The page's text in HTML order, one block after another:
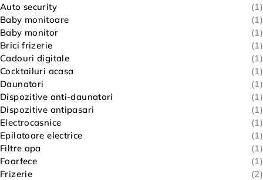
Auto security
(1)
Baby monitoare
(1)
Baby monitor
(1)
Brici frizerie
(1)
Cadouri digitale
(1)
Cocktailuri acasa
(1)
Daunatori
(1)
Dispozitive anti-daunatori
(1)
Dispozitive antipasari
(1)
Electrocasnice
(1)
Epilatoare electrice
(1)
Filtre apa
(1)
Foarfece
(1)
Frizerie
(2)